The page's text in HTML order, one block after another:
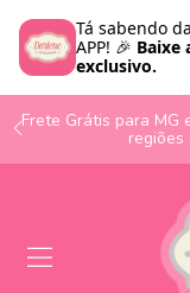
Frete Grátis para MG
regiões